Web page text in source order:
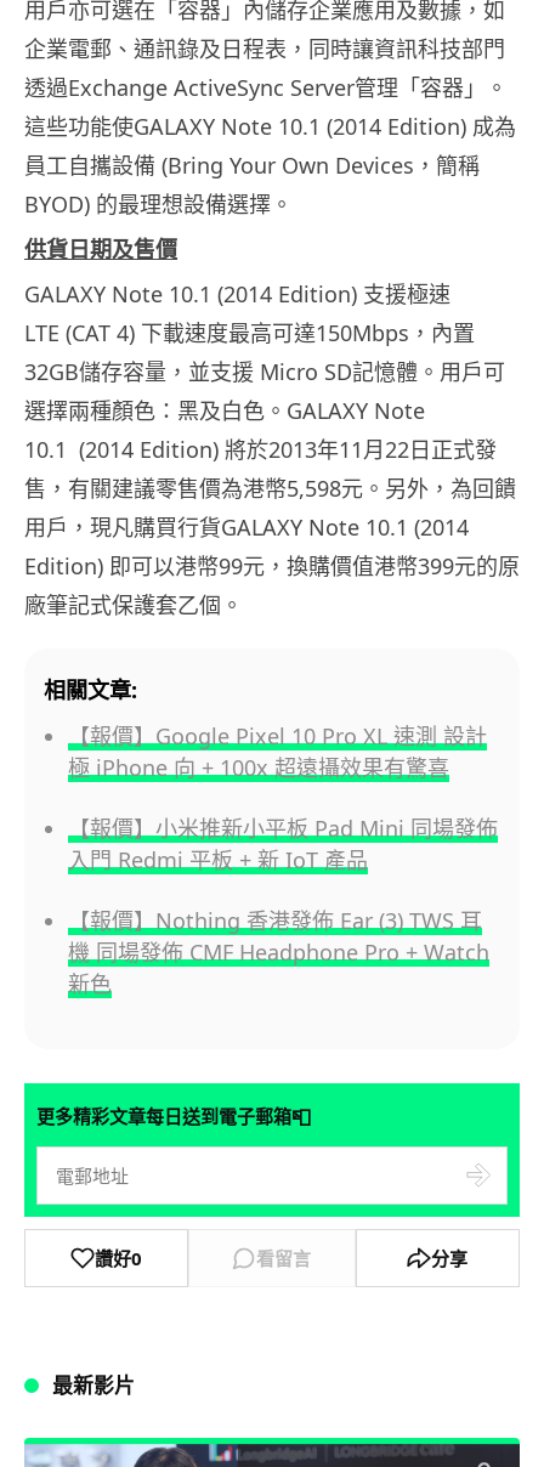
用戶亦可選在「容器」內儲存企業應用及數據，如
企業電郵、 通訊錄及日程表，同時讓資訊科技部門
透過Exchange ActiveSync Server管理「容器」。
這些功能使GALAXY Note 10.1 (2014 Edition) 成為
員工自攜設備 (Bring Your Own Devices，簡稱
BYOD) 的最理想設備選擇。
供貨日期及售價
GALAXY Note 10.1 (2014 Edition) 支援極速
LTE (CAT 4) 下載速度最高可達150Mbps，內置
32GB儲存容量，並支援 Micro SD記憶體。用戶可
選擇兩種顏色：黑及白色。GALAXY Note
10.1 (2014 Edition) 將於2013年11月22日正式發
售，有關建議零售價為港幣5,598元。另外，為回饋
用戶，現凡購買行貨GALAXY Note 10.1 (2014
Edition) 即可以港幣99元，換購價值港幣399元的原
廠筆記式保護套乙個 。
相關文章:
【報價】Google Pixel 10 Pro XL 速測 設計
極 iPhone 向 + 100x 超遠攝效果有驚喜
【報價】小米推新小平板 Pad Mini 同場發佈
入門 Redmi 平板 + 新 IoT 產品
【報價】Nothing 香港發佈 Ear (3) TWS 耳
機 同場發佈 CMF Headphone Pro + Watch
新色
更多精彩文章每日送到電子郵箱📮
讚好0 看留言 分享
最新影片